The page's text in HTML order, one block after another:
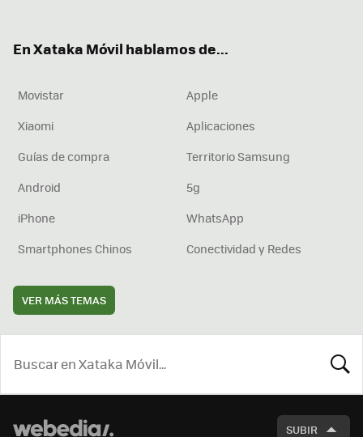
En Xataka Móvil hablamos de...
Movistar
Apple
Xiaomi
Aplicaciones
Guías de compra
Territorio Samsung
Android
5g
iPhone
WhatsApp
Smartphones Chinos
Conectividad y Redes
VER MÁS TEMAS
SUBIR